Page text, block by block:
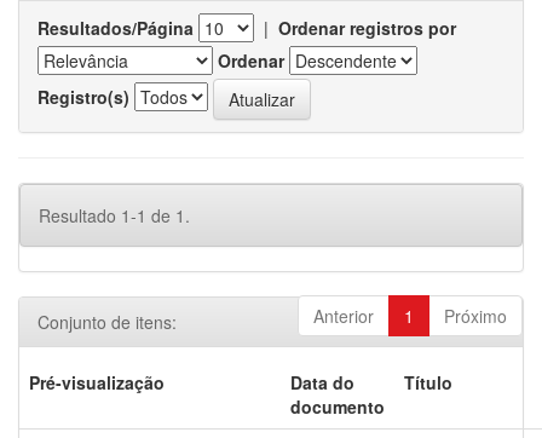
Resultados/Página | Ordenar registros por
Ordenar
Registro(s)
Resultado 1-1 de 1.
Anterior 1 Próximo
Conjunto de itens:
Pré-visualização
Data do
documento
Título